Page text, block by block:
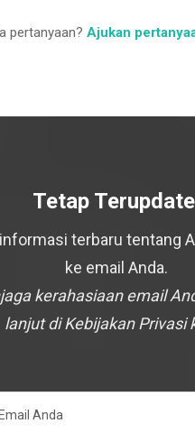
pertanyaan? Ajukan
Tetap
terbaru tentang
ke email Anda.
kerahasiaan email
lanjut di Kebijakan Privasi